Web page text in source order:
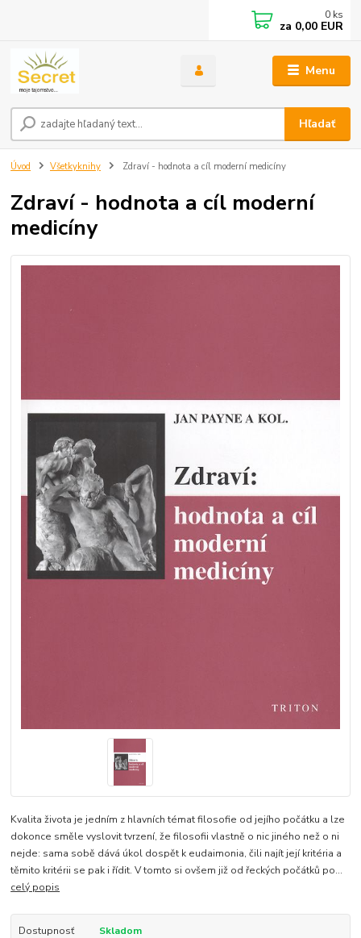
Menu
Hľadať
0 ks
za 0,00 EUR
Úvod Všetkyknihy Zdraví - hodnota a cíl moderní medicíny
Zdraví - hodnota a cíl moderní
medicíny
Kvalita života je jedním z hlavních témat filosofie od jejího počátku a lze
dokonce směle vyslovit tvrzení, že filosofii vlastně o nic jiného než o ni
nejde: sama sobě dává úkol dospět k eudaimonia, čili najít její kritéria a
těmito kritérii se pak i řídit. V tomto si ovšem již od řeckých počátků po...
celý popis
Dostupnosť Skladom